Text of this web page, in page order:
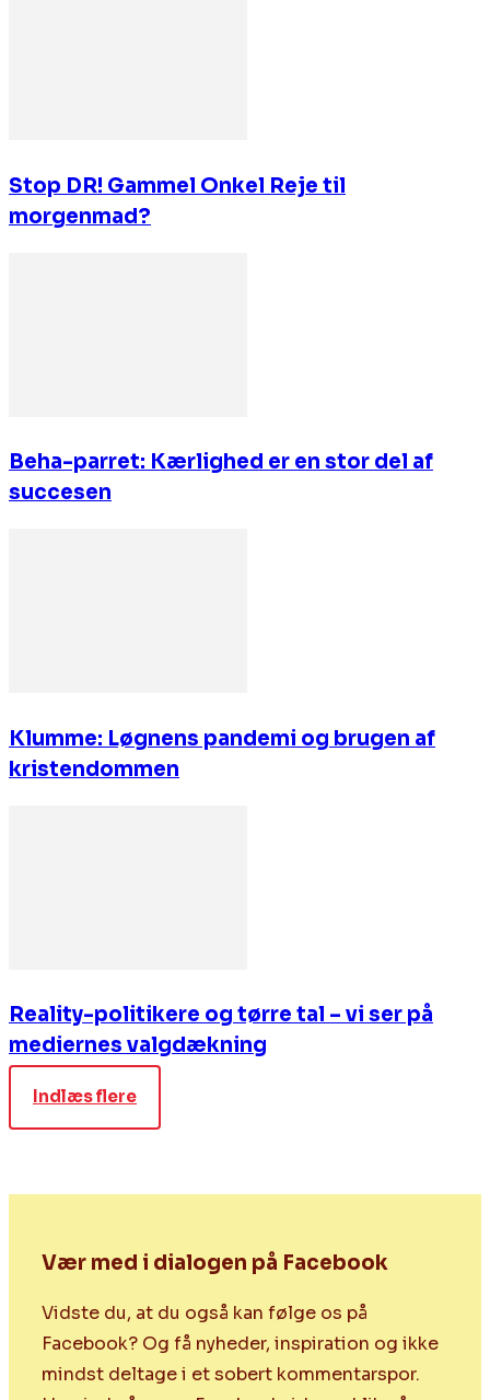
Stop DR! Gammel Onkel Reje til
morgenmad?
Beha-parret: Kærlighed er en stor del af
succesen
Klumme: Løgnens pandemi og brugen af
kristendommen
Reality-politikere og tørre tal – vi ser på
mediernes valgdækning
Indlæs flere
Vær med i dialogen på Facebook
Vidste du, at du også kan følge os på
Facebook? Og få nyheder, inspiration og ikke
mindst deltage i et sobert kommentarspor.